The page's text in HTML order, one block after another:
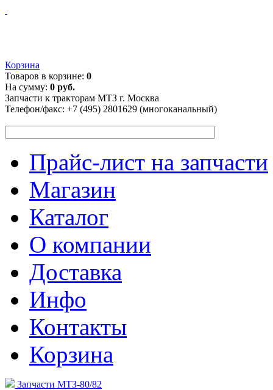
Корзина
Товаров в корзине: 0
На сумму: 0 руб.
Запчасти к тракторам МТЗ г. Москва
Телефон/факс: +7 (495) 2801629 (многоканальный)
Прайс-лист на запчасти
Магазин
Каталог
О компании
Доставка
Инфо
Контакты
Корзина
Запчасти МТЗ-80/82